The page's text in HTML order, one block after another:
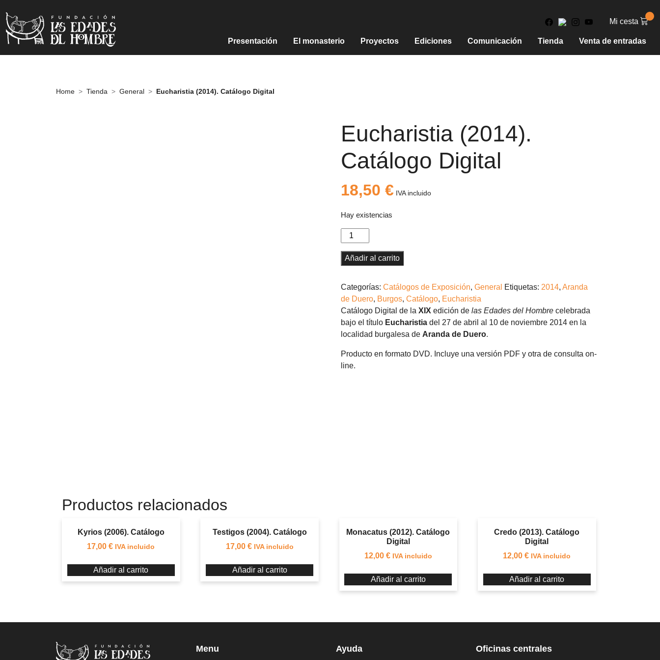
Mi cesta
Presentación El monasterio Proyectos Ediciones Comunicación Tienda Venta de entradas
Home Tienda General Eucharistia (2014). Catálogo Digital
Eucharistia (2014).
Catálogo Digital
18,50 € IVA incluido
Hay existencias
Eucharistia
(2014).
Catálogo
Añadir al carrito
Categorías: Catálogos de Exposición, General Etiquetas: 2014, Aranda
de Duero, Burgos, Catálogo, Eucharistia
Catálogo Digital de la XIX edición de las Edades del Hombrecelebrada
bajo el título Eucharistia del 27 de abril al 10 de noviembre 2014 en la
localidad burgalesa de Aranda de Duero.
Producto en formato DVD. Incluye una versión PDF y otra de consulta on-
line.
Productos relacionados
Kyrios (2006). Catálogo
17,00€ IVA incluido
Añadir al carrito
Testigos (2004). Catálogo
17,00 € IVA incluido
Añadir al carrito
Monacatus (2012). Catálogo
Digital
12,00 € IVA incluido
Añadir al carrito
Credo (2013). Catálogo
Digital
12,00€ IVA incluido
Añadir al carrito
Menu Ayuda Oficinas centrales